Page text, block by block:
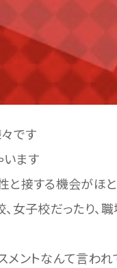
です
います
と接する機会がほ
女子校だったり、
ントなんて言われ